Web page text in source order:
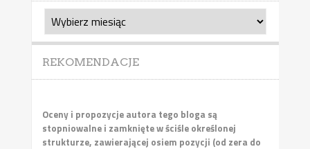
Recenzje
archiwalne
REKOMENDACJE
Oceny i propozycje autora tego bloga są
stopniowalne i zamknięte w ściśle określonej
strukturze, zawierającej osiem pozycji (od zera do